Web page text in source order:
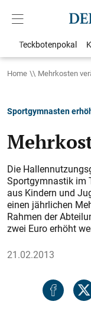
Teckbotenpokal
Home Mehrkosten
Sportgymnasten
Die
Sportgymnastik im
aus Kindern und
einen jährlichen
Rahmen der
zwei Euro erhöht
21.02.2013